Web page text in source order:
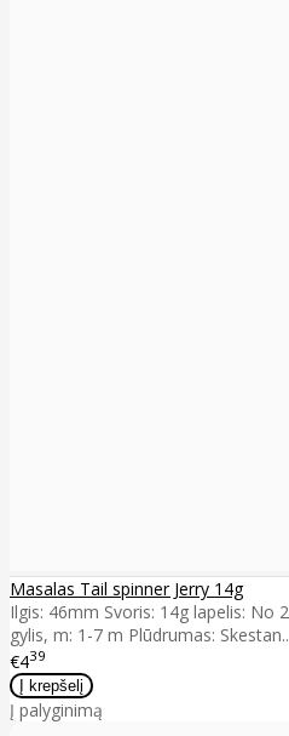
Masalas Tail spinner Jerry 14g
Ilgis: 46mm Svoris: 14g lapelis: No
gylis, m: 1-7 m Plūdrumas: Skestan..
€439
Į palyginimą